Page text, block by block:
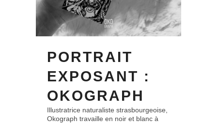
PORTRAIT
EXPOSANT :
OKOGRAPH
Illustratrice naturaliste strasbourgeoise,
Okograph travaille en noir et blanc à